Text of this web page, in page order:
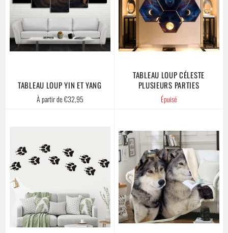
TABLEAU LOUP YIN ET YANG
À partir de €32,95
TABLEAU LOUP CÉLESTE
PLUSIEURS PARTIES
Épuisé